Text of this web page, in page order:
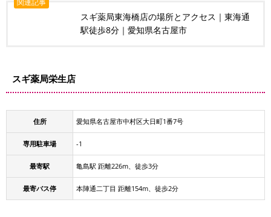
関連記事
スギ薬局東海橋店の場所とアクセス｜東海通
駅徒歩8分｜愛知県名古屋市
スギ薬局栄生店
住所 愛知県名古屋市中村区大日町1番7号
専用駐車場 -1
最寄駅 亀島駅 距離226m、徒歩3分
最寄バス停 本陣通二丁目 距離154m、徒歩2分